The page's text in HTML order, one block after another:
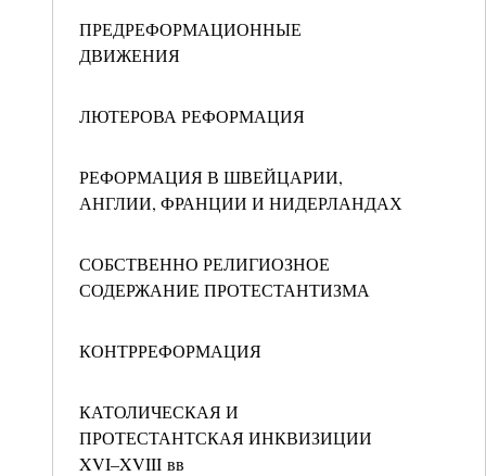
ПРЕДРЕФОРМАЦИОННЫЕ
ДВИЖЕНИЯ
ЛЮТЕРОВА РЕФОРМАЦИЯ
РЕФОРМАЦИЯ В ШВЕЙЦАРИИ,
АНГЛИИ, ФРАНЦИИ И НИДЕРЛАНДАХ
СОБСТВЕННО РЕЛИГИОЗНОЕ
СОДЕРЖАНИЕ ПРОТЕСТАНТИЗМА
КОНТРРЕФОРМАЦИЯ
КАТОЛИЧЕСКАЯ И
ПРОТЕСТАНТСКАЯ ИНКВИЗИЦИИ
XVI–XVIII вв